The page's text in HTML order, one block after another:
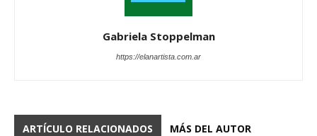
Gabriela Stoppelman
https://elanartista.com.ar
ARTÍCULO RELACIONADOS MÁS DEL AUTOR